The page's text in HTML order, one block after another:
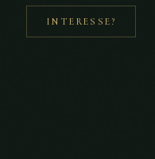
INTERESSE?